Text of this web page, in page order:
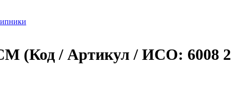
KPT, NXZ, ГПЗ, Neutral, WHX, ZWZ, CRAFT, СПЗ-4,
(Код / Артикул / ИСО: 6008